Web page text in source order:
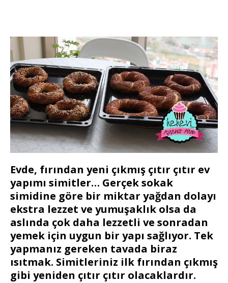
Evde, fırından yeni çıkmış çıtır çıtır ev
yapımı simitler… Gerçek sokak
simidine göre bir miktar yağdan dolayı
ekstra lezzet ve yumuşaklık olsa da
aslında çok daha lezzetli ve sonradan
yemek için uygun bir yapı sağlıyor. Tek
yapmanız gereken tavada biraz
ısıtmak. Simitleriniz ilk fırından çıkmış
gibi yeniden çıtır çıtır olacaklardır.